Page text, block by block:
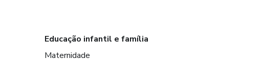
Educação infantil e família
Maternidade